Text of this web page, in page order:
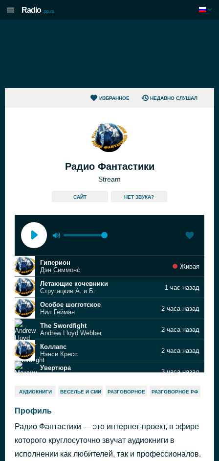
Radio .pp.ru
ИЗБРАННОЕ НЕДАВНО СЛУШАЛ
Радио Фантастики
Stream
САЙТ HЕТ ЗВУКА?
Гиперион
Дэн Симмонс
Живая
Летающие кочевники
Стругацкие А. и Б.
1 час назад
Особое шогготское
Нил Гейман
2 часа назад
The Swordfight
Andrew Lloyd Webber
2 часа назад
Коллапс
Нэнси Кресс
2 часа назад
Увертюра
3 часа назад
Магахонские Лисы
3 часа назад
Земля-22
Astronomic Club
Air
Дон Иванович
5 часов назад
АУДИОКНИГИ ВЕСЕЛЬЕ И СМИ РАЗГОВОРНОЕ РАЗГОВОРНОЕ РФ
Профиль
Радио Фантастики — это интернет-проект, в эфире
которого круглосуточно звучат аудиокниги в
исполнении как любителей, так и профессионалов.